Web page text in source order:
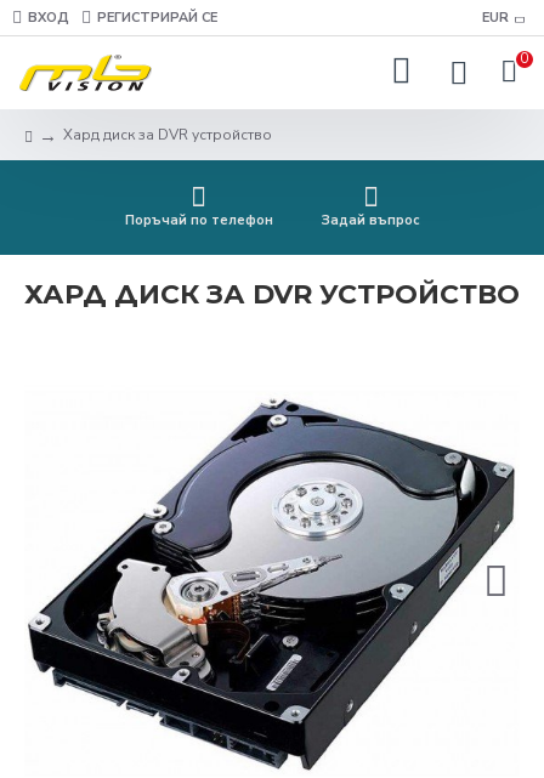
ВХОД РЕГИСТРИРАЙ СЕ EUR
0
Хард диск за DVR устройство
Поръчай по телефон Задай въпрос
ХАРД ДИСК ЗА DVR УСТРОЙСТВО